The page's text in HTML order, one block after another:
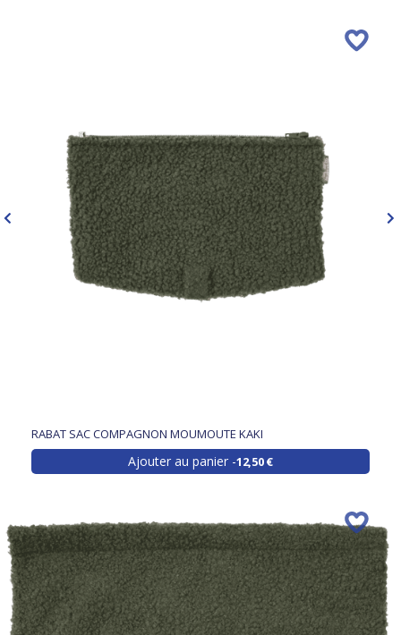
RABAT SAC COMPAGNON MOUMOUTE KAKI
Ajouter au panier 12,50 €